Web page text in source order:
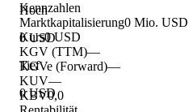
Kennzahlen
Marktkapitalisierung0 Mio. USD
Kurs0 USD
KGV (TTM)—
KGVe (Forward)—
KUV—
KBV0,0
Hoch
0 USD
Tief
0 USD